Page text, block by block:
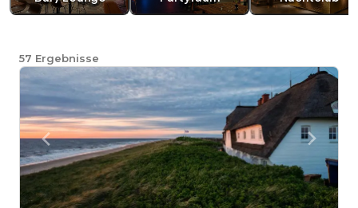
57 Ergebnisse